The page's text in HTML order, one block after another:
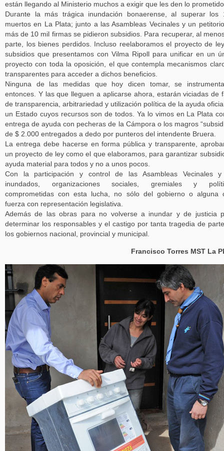
están llegando al Ministerio muchos a exigir que les den lo
Durante la más trágica inundación bonaerense, al superar los
muertos en La Plata; junto a las Asambleas Vecinales y un
más de 10 mil firmas se pidieron subsidios. Para recuperar, al
parte, los bienes perdidos. Incluso reelaboramos el proyecto de
subsidios que presentamos con Vilma Ripoll para unificar en un
proyecto con toda la oposición, el que contempla mecanismos
transparentes para acceder a dichos beneficios.
Ninguna de las medidas que hoy dicen tomar, se
entonces. Y las que lleguen a aplicarse ahora, estarán viciadas de
de transparencia, arbitrariedad y utilización política de la ayuda
un Estado cuyos recursos son de todos. Ya lo vimos en La Plata
entrega de ayuda con pecheras de la Cámpora o los magros
de $ 2.000 entregados a dedo por punteros del intendente Bruera.
La entrega debe hacerse en forma pública y transparente,
un proyecto de ley como el que elaboramos, para garantizar
ayuda material para todos y no a unos pocos.
Con la participación y control de las Asambleas Vecinales
inundados, organizaciones sociales, gremiales y
comprometidas con esta lucha, no sólo del gobierno o alguna
fuerza con representación legislativa.
Además de las obras para no volverse a inundar y de justicia
determinar los responsables y el castigo por tanta tragedia de
los gobiernos nacional, provincial y municipal.
Francisco Torres MST La